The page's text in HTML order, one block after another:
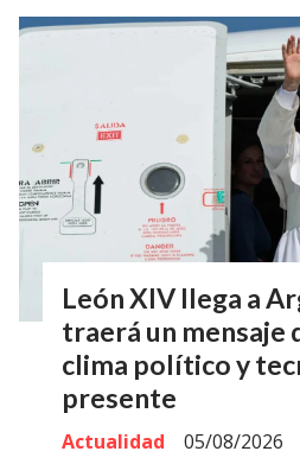
León XIV llega a
traerá un mensaje
clima político y
presente
Actualidad
05/08/2026